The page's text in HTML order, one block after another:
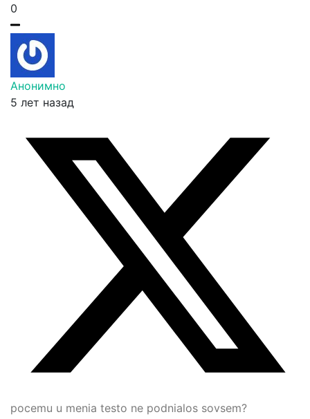
0
Анонимно
5 лет назад
pocemu u menia testo ne podnialos sovsem?